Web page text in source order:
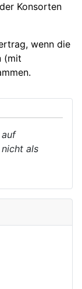
der Konsorten
wenn die
(mit
als